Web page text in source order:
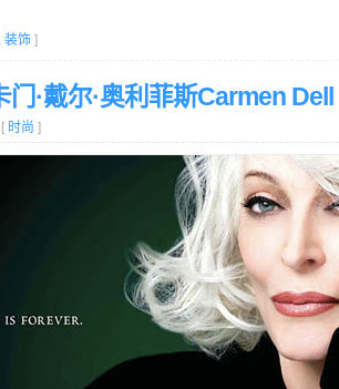
装饰 ]
门·戴尔·奥利菲斯Carmen
时尚 ]